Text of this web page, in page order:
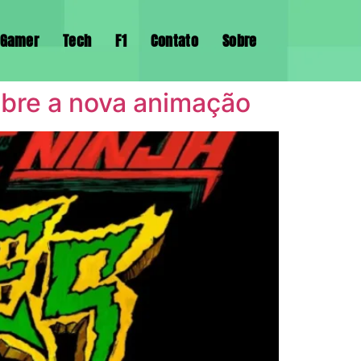
Gamer Tech F1 Contato Sobre
a nova animação